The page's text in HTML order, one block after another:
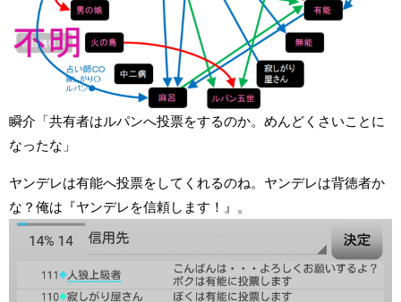
瞬介「共有者はルパンへ投票をするのか。めんどくさいことに
なったな」
ヤンデレは有能へ投票をしてくれるのね。ヤンデレは背徳者か
な？俺は『ヤンデレを信頼します！』。